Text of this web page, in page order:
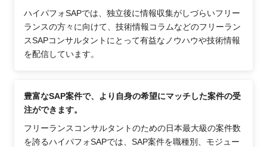
ハイパフォSAPでは、独立後に情報収集がしづらいフリー
ランスの方々に向けて、技術情報コラムなどのフリーラン
スSAPコンサルタントにとって有益なノウハウや技術情報
を配信しています。
豊富なSAP案件で、より自身の希望にマッチした案件の受
注ができます。
フリーランスコンサルタントのための日本最大級の案件数
を誇るハイパフォSAPでは、SAP案件を職種別、モジュー